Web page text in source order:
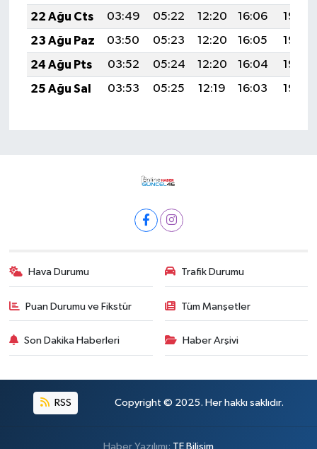
22 Ağu Cts
03:49 05:22 12:20 16:06
19:08
23 Ağu Paz
03:50 05:23 12:20 16:05
19:06
24 Ağu Pts
03:52 05:24 12:20 16:04
19:05
25 Ağu Sal
03:53 05:25 12:19 16:03 19:03
Hava Durumu Trafik Durumu
Puan Durumu ve Fikstür Tüm Manşetler
Son Dakika Haberleri Haber Arşivi
RSS Copyright © 2025. Her hakkı saklıdır.
Haber Yazılımı: TE Bilişim